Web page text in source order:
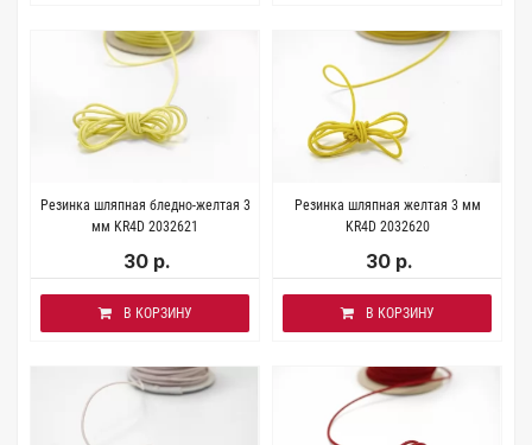
Резинка шляпная бледно-желтая 3
мм KR4D 2032621
30 р.
В КОРЗИНУ
Резинка шляпная желтая 3 мм
KR4D 2032620
30 р.
В КОРЗИНУ